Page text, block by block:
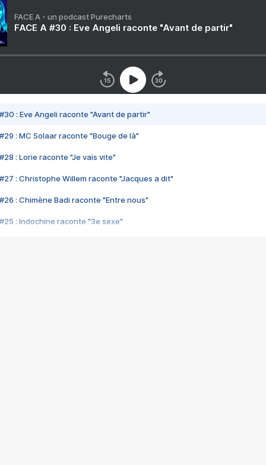
FACE A - un podcast Purecharts
FACE A #30 : Eve Angeli raconte "Avant de partir"
#30 : Eve Angeli raconte "Avant de partir"
#29 : MC Solaar raconte "Bouge de là"
#28 : Lorie raconte "Je vais vite"
#27 : Christophe Willem raconte "Jacques a dit"
#26 : Chimène Badi raconte "Entre nous"
#25 : Indochine raconte "3e sexe"